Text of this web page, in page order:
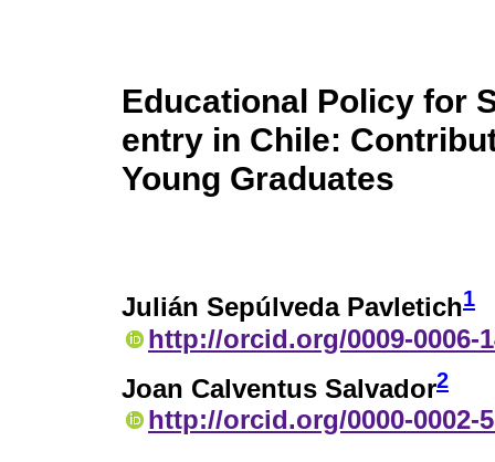
Educational Policy for
entry in Chile:
Young Graduates
Julián Sepúlveda Pavletich1
http://orcid.org/0009-0006-
Joan Calventus Salvador2
http://orcid.org/0000-0002-